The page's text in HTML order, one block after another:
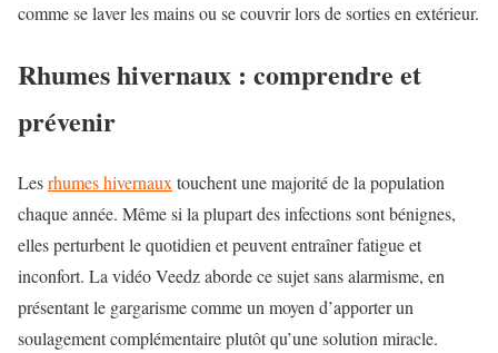
comme se laver les mains ou se couvrir lors de sorties en extérieur.
Rhumes hivernaux : comprendre et
prévenir
Lesrhumes hivernaux touchent une majorité de la population
chaque année. Même si la plupart des infections sont bénignes,
elles perturbent le quotidien et peuvent entraîner fatigue et
inconfort. La vidéo Veedz aborde ce sujet sans alarmisme, en
présentant le gargarisme comme un moyen d’apporter un
soulagement complémentaire plutôt qu’une solution miracle.